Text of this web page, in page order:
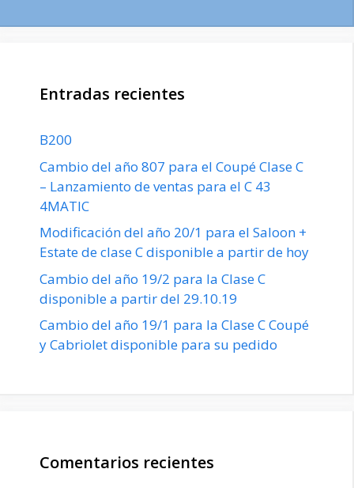
Entradas recientes
B200
Cambio del año 807 para el Coupé Clase C
– Lanzamiento de ventas para el C 43
4MATIC
Modificación del año 20/1 para el Saloon +
Estate de clase C disponible a partir de hoy
Cambio del año 19/2 para la Clase C
disponible a partir del 29.10.19
Cambio del año 19/1 para la Clase C Coupé
y Cabriolet disponible para su pedido
Comentarios recientes